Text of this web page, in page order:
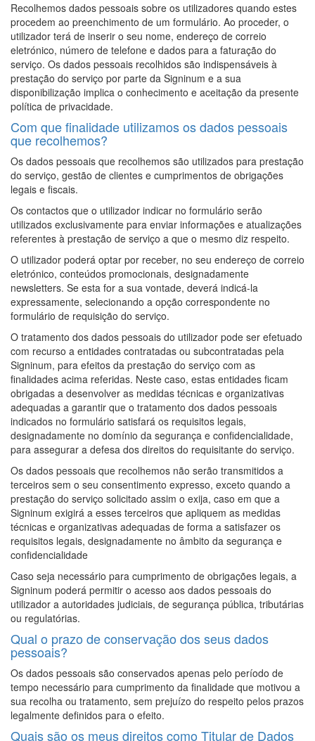
Recolhemos dados pessoais sobre os utilizadores quando estes
procedem ao preenchimento de um formulário. Ao proceder, o
utilizador terá de inserir o seu nome, endereço de correio
eletrónico, número de telefone e dados para a faturação do
serviço. Os dados pessoais recolhidos são indispensáveis à
prestação do serviço por parte da Signinum e a sua
disponibilização implica o conhecimento e aceitação da presente
política de privacidade.
Com que finalidade utilizamos os dados pessoais
que recolhemos?
Os dados pessoais que recolhemos são utilizados para prestação
do serviço, gestão de clientes e cumprimentos de obrigações
legais e fiscais.
Os contactos que o utilizador indicar no formulário serão
utilizados exclusivamente para enviar informações e atualizações
referentes à prestação de serviço a que o mesmo diz respeito.
O utilizador poderá optar por receber, no seu endereço de correio
eletrónico, conteúdos promocionais, designadamente
newsletters. Se esta for a sua vontade, deverá indicá-la
expressamente, selecionando a opção correspondente no
formulário de requisição do serviço.
O tratamento dos dados pessoais do utilizador pode ser efetuado
com recurso a entidades contratadas ou subcontratadas pela
Signinum, para efeitos da prestação do serviço com as
finalidades acima referidas. Neste caso, estas entidades ficam
obrigadas a desenvolver as medidas técnicas e organizativas
adequadas a garantir que o tratamento dos dados pessoais
indicados no formulário satisfará os requisitos legais,
designadamente no domínio da segurança e confidencialidade,
para assegurar a defesa dos direitos do requisitante do serviço.
Os dados pessoais que recolhemos não serão transmitidos a
terceiros sem o seu consentimento expresso, exceto quando a
prestação do serviço solicitado assim o exija, caso em que a
Signinum exigirá a esses terceiros que apliquem as medidas
técnicas e organizativas adequadas de forma a satisfazer os
requisitos legais, designadamente no âmbito da segurança e
confidencialidade
Caso seja necessário para cumprimento de obrigações legais, a
Signinum poderá permitir o acesso aos dados pessoais do
utilizador a autoridades judiciais, de segurança pública, tributárias
ou regulatórias.
Qual o prazo de conservação dos seus dados
pessoais?
Os dados pessoais são conservados apenas pelo período de
tempo necessário para cumprimento da finalidade que motivou a
sua recolha ou tratamento, sem prejuízo do respeito pelos prazos
legalmente definidos para o efeito.
Quais são os meus direitos como Titular de Dados